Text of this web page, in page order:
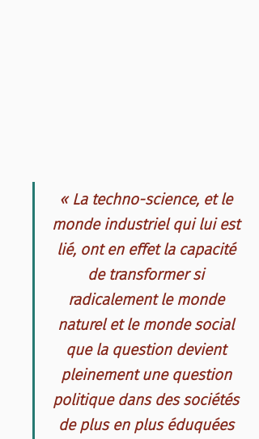
« La techno-science, et le
monde industriel qui lui est
lié, ont en effet la capacité
de transformer si
radicalement le monde
naturel et le monde social
que la question devient
pleinement une question
politique dans des sociétés
de plus en plus éduquées